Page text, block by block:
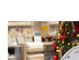
5 ผนึก 9 พันธ
ราชปณิธาน ส